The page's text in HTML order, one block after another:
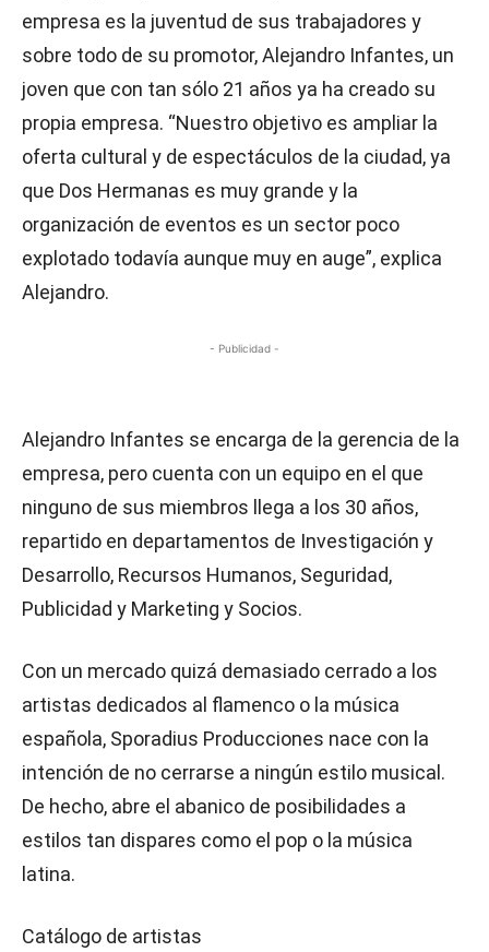
empresa es la juventud de sus trabajadores y
sobre todo de su promotor, Alejandro Infantes, un
joven que con tan sólo 21 años ya ha creado su
propia empresa. “Nuestro objetivo es ampliar la
oferta cultural y de espectáculos de la ciudad, ya
que Dos Hermanas es muy grande y la
organización de eventos es un sector poco
explotado todavía aunque muy en auge”, explica
Alejandro.
- Publicidad -
Alejandro Infantes se encarga de la gerencia de la
empresa, pero cuenta con un equipo en el que
ninguno de sus miembros llega a los 30 años,
repartido en departamentos de Investigación y
Desarrollo, Recursos Humanos, Seguridad,
Publicidad y Marketing y Socios.
Con un mercado quizá demasiado cerrado a los
artistas dedicados al flamenco o la música
española, Sporadius Producciones nace con la
intención de no cerrarse a ningún estilo musical.
De hecho, abre el abanico de posibilidades a
estilos tan dispares como el pop o la música
latina.
Catálogo de artistas